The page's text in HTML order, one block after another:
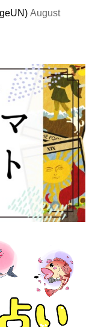
August